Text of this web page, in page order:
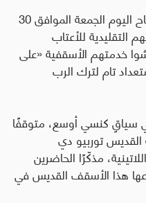
استقبل البابا لاون الرابع عشر، صباح اليوم الجمعة الموافق 30
التقليدية للأعتاب
خدمتهم الأسقفية «على
تام لترك الرب
سياقٍ كنسي أوسع، متوقفًا
القديس توربيو دي
مذكّرًا الحاضرين
زرعها هذا الأسقف القديس في